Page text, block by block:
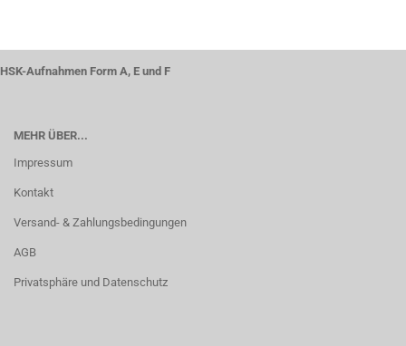
HSK-Aufnahmen Form A, E und F
MEHR ÜBER...
Impressum
Kontakt
Versand- & Zahlungsbedingungen
AGB
Privatsphäre und Datenschutz